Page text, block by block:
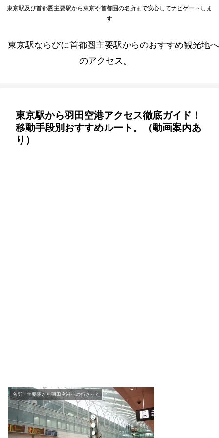
東京駅及び首都圏主要駅から東京や首都圏の名所まで安心してナビゲートしま
す
東京駅ならびに首都圏主要駅からのおすすめ観光地へ
のアクセス。
東京駅から羽田空港アクセス徹底ガイド！
移動手段別おすすめルート。（動画案内あ
り）
名所・主要駅から羽田空港への行きかた